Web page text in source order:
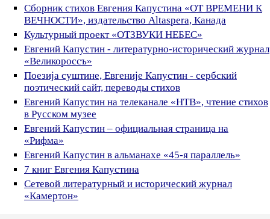
Сборник стихов Евгения Капустина «ОТ ВРЕМЕНИ К
ВЕЧНОСТИ», издательство Altaspera, Канада
Культурный проект «ОТЗВУКИ НЕБЕС»
Евгений Капустин - литературно-исторический журнал
«Великороссъ»
Поезија суштине, Евгеније Капустин - сербский
поэтический сайт, переводы стихов
Евгений Капустин на телеканале «НТВ», чтение стихов
в Русском музее
Евгений Капустин – официальная страница на
«Рифма»
Евгений Капустин в альманахе «45-я параллель»
7 книг Евгения Капустина
Сетевой литературный и исторический журнал
«Камертон»